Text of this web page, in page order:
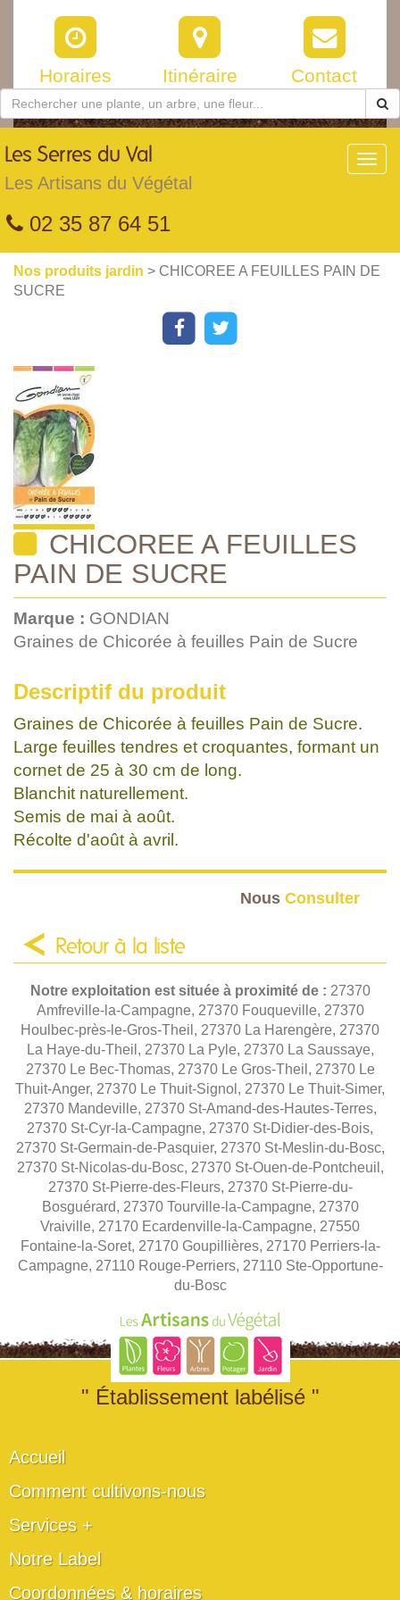
Horaires Itinéraire Contact
Les Serres du Val
Les Artisans du Végétal
02 35 87 64 51
Nos produits jardin > CHICOREE A FEUILLES PAIN DE
SUCRE
CHICOREE A FEUILLES
PAIN DE SUCRE
Marque : GONDIAN
Graines de Chicorée à feuilles Pain de Sucre
Descriptif du produit
Graines de Chicorée à feuilles Pain de Sucre.
Large feuilles tendres et croquantes, formant un
cornet de 25 à 30 cm de long.
Blanchit naturellement.
Semis de mai à août.
Récolte d'août à avril.
Nous Consulter
Retour à la liste
Notre exploitation est située à proximité de : 27370
Amfreville-la-Campagne, 27370 Fouqueville, 27370
Houlbec-près-le-Gros-Theil, 27370 La Harengère, 27370
La Haye-du-Theil, 27370 La Pyle, 27370 La Saussaye,
27370 Le Bec-Thomas, 27370 Le Gros-Theil, 27370 Le
Thuit-Anger, 27370 Le Thuit-Signol, 27370 Le Thuit-Simer,
27370 Mandeville, 27370 St-Amand-des-Hautes-Terres,
27370 St-Cyr-la-Campagne, 27370 St-Didier-des-Bois,
27370 St-Germain-de-Pasquier, 27370 St-Meslin-du-Bosc,
27370 St-Nicolas-du-Bosc, 27370 St-Ouen-de-Pontcheuil,
27370 St-Pierre-des-Fleurs, 27370 St-Pierre-du-
Bosguérard, 27370 Tourville-la-Campagne, 27370
Vraiville, 27170 Ecardenville-la-Campagne, 27550
Fontaine-la-Soret, 27170 Goupillières, 27170 Perriers-la-
Campagne, 27110 Rouge-Perriers, 27110 Ste-Opportune-
du-Bosc
" Établissement labélisé "
Accueil
Comment cultivons-nous
Services +
Notre Label
Coordonnées & horaires